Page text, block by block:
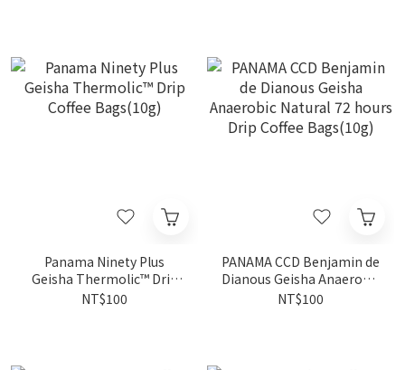
Panama Ninety Plus
Geisha Thermolic™ Drip
Coffee Bags(10g)
NT$100
PANAMA CCD Benjamin de
Dianous Geisha Anaerobic
Natural 72 hours Drip
NT$100